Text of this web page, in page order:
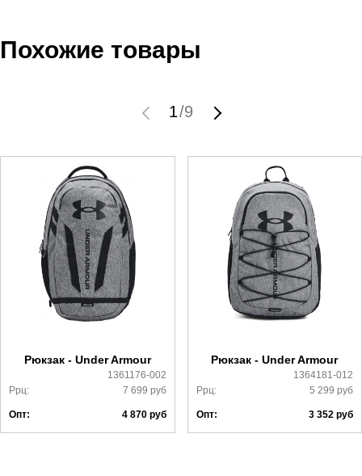
Пол:унисекс
Заказ берется в работу только после оплаты счета.
Счет заранее согласовывается с клиентом.
выставления счета менеджером.
который высылает менеджер.
Доставка
Самовывоз в Москве.
Доставка по России всеми транспортными ТК, а также с
Почтой Росии и СДЭК.
Более детально с условиями доставки и оплаты можно
Похожие товары
1/9
Рюкзак - Under Armour
1361176-002
Ррц:
7 699 руб
Опт: 4 870руб
Рюкзак - Under Armour
1364181-012
Ррц:
5 299 руб
Опт: 3 352 руб